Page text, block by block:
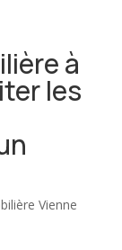
à
les
Vienne